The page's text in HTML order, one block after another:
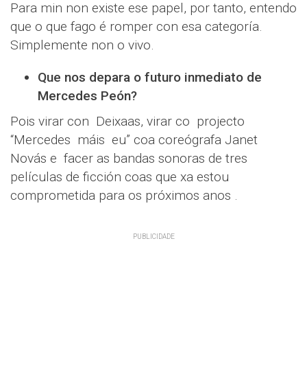
Para min non existe ese papel, por tanto, entendo
que o que fago é romper con esa categoría.
Simplemente non o vivo.
Que nos depara o futuro inmediato de
Mercedes Peón?
Pois virar con Deixaas, virar co projecto
“Mercedes máis eu” coa coreógrafa Janet
Novás e facer as bandas sonoras de tres
películas de ficción coas que xa estou
comprometida para os próximos anos .